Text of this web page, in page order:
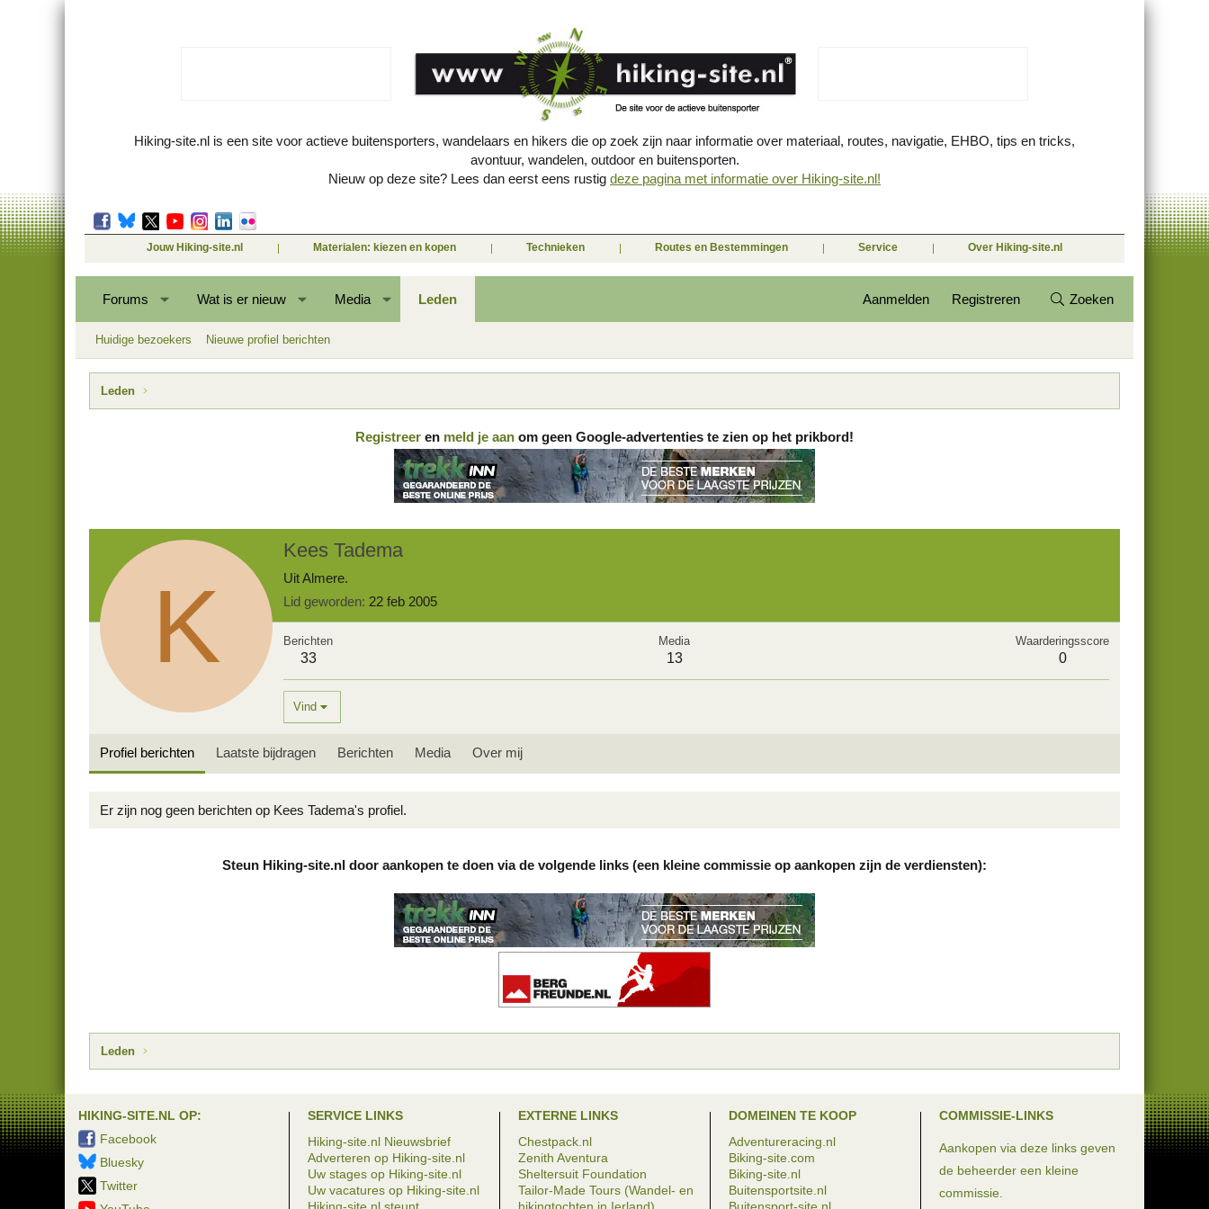
Hiking-site.nl is een site voor actieve buitensporters, wandelaars en hikers die op zoek zijn naar informatie over materiaal, routes, navigatie, EHBO, tips en tricks,
avontuur, wandelen, outdoor en buitensporten.
Nieuw op deze site? Lees dan eerst eens rustig deze pagina met informatie over Hiking-site.nl!
Jouw Hiking-site.nl Materialen: kiezen en kopen Technieken Routes en Bestemmingen Service Over Hiking-site.nl
Forums Wat is er nieuw Media Leden Aanmelden Registreren Zoeken
Huidige bezoekers Nieuwe profiel berichten
Leden
Registreer en meld je aan om geen Google-advertenties te zien op het prikbord!
K
Kees Tadema
UitAlmere.
Lid geworden 22 feb 2005
Berichten
33
Media
13
Waarderingsscore
0
Vind
Profiel berichten Laatste bijdragen Berichten Media Over mij
Er zijn nog geen berichten op Kees Tadema's profiel.
Steun Hiking-site.nl door aankopen te doen via de volgende links (een kleine commissie op aankopen zijn de verdiensten):
Leden
HIKING-SITE.NL OP:
Facebook
Bluesky
Twitter
SERVICE LINKS
Hiking-site.nl Nieuwsbrief
Adverteren op Hiking-site.nl
Uw stages op Hiking-site.nl
Uw vacatures op Hiking-site.nl
EXTERNE LINKS
Chestpack.nl
Zenith Aventura
Sheltersuit Foundation
Tailor-Made Tours (Wandel- en
DOMEINEN TE KOOP
Adventureracing.nl
Biking-site.com
Biking-site.nl
Buitensportsite.nl
COMMISSIE-LINKS
Aankopen via deze links geven
de beheerder een kleine
commissie.